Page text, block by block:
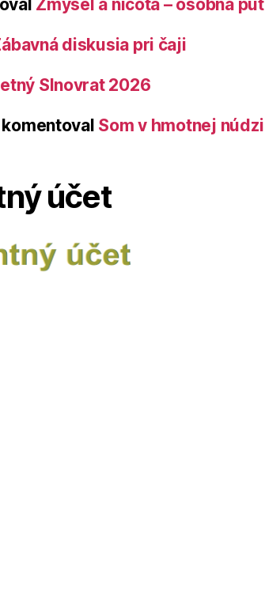
Zmysel a ničota – osobná púť
diskusia pri čaji
Slnovrat 2026
Som v hmotnej núdzi
účet